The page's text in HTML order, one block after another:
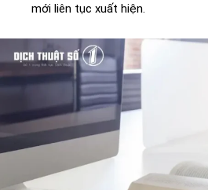
mới liên tục xuất hiện.